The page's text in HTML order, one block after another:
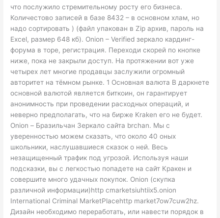
что послужило стремительному росту его бизнеса.
Количестово записей в базе 8432 – в основном хлам, но
надо сортировать ) (файл упакован в Zip архив, пароль на
Excel, размер 648 кб). Onion – Verified зеркало кардинг-
форума в торе, регистрация. Переходи скорей по кнопке
ниже, пока не закрыли доступ. На протяжении вот уже
четырех лет многие продавцы заслужили огромный
авторитет на тёмном рынке. 1 Основная валюта В даркнете
основной валютой является биткоин, он гарантирует
анонимность при проведении расходных операций, и
неверно предполагать, что на бирже Kraken его не будет.
Onion – Бразильчан Зеркало сайта brchan. Мы с
уверенностью можем сказать, что около 40 оных
школьники, наслушавшиеся сказок о ней. Весь
незащищенный трафик под угрозой. Используя наши
подсказки, вы с легкостью попадете на сайт Кракен и
совершите много удачных покупок. Onion (скупка
различной информации)http cmarketsiuhtiix5.onion
International Criminal MarketPlacehttp market7ow7cuw2hz.
Дизайн необходимо переработать, или навести порядок в